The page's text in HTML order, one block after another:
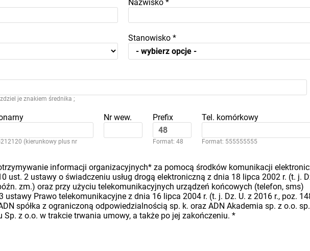
Nazwisko *
Stanowisko *
je znakiem średnika ;
(kierunkowy plus nr
Nr wew. Prefix
Format: 48
Tel. komórkowy
Format: 555555555
informacji organizacyjnych* za pomocą środków komunikacji
ust. 2 ustawy o świadczeniu usług drogą elektroniczną z dnia 18 lipca 2002 r. (t. j.
zm.) oraz przy użyciu telekomunikacyjnych urządzeń końcowych (telefon, sms)
ustawy Prawo telekomunikacyjne z dnia 16 lipca 2004 r. (t. j. Dz. U. z 2016 r., poz.
spółka z ograniczoną odpowiedzialnością sp. k. oraz ADN Akademia sp. z o.o.
Sp. z o.o. w trakcie trwania umowy, a także po jej zakończeniu. *